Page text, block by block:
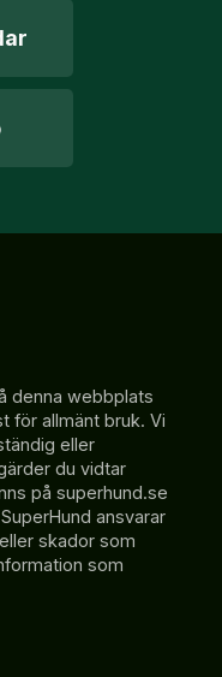
denna webbplats
för allmänt bruk. Vi
eller
du vidtar
på superhund.se
ansvarar
skador som
som